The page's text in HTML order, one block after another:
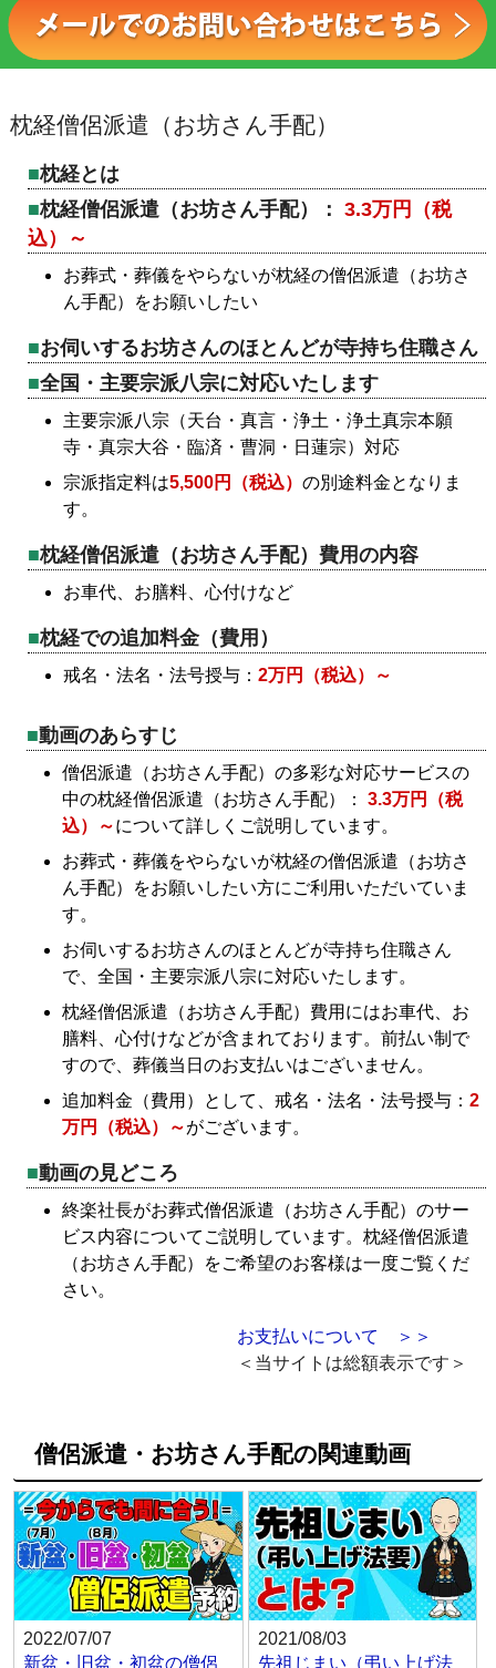
枕経僧侶派遣（お坊さん手配）
枕経とは
枕経僧侶派遣（お坊さん手配）： 3.3万円（税
込）～
お葬式・葬儀をやらないが枕経の僧侶派遣（お坊さ
ん手配）をお願いしたい
お伺いするお坊さんのほとんどが寺持ち住職さん
全国・主要宗派八宗に対応いたします
主要宗派八宗（天台・真言・浄土・浄土真宗本願
寺・真宗大谷・臨済・曹洞・日蓮宗）対応
宗派指定料は5,500円（税込） の別途料金となりま
す。
枕経僧侶派遣（お坊さん手配）費用の内容
お車代、お膳料、心付けなど
枕経での追加料金（費用）
戒名・法名・法号授与： 2万円（税込）～
動画のあらすじ
僧侶派遣（お坊さん手配）の多彩な対応サービスの
中の枕経僧侶派遣（お坊さん手配）：3.3万円（税
込）～について詳しくご説明しています。
お葬式・葬儀をやらないが枕経の僧侶派遣（お坊さ
ん手配）をお願いしたい方にご利用いただいていま
す。
お伺いするお坊さんのほとんどが寺持ち住職さん
で、全国・主要宗派八宗に対応いたします。
枕経僧侶派遣（お坊さん手配）費用にはお車代、お
膳料、心付けなどが含まれております。前払い制で
すので、葬儀当日のお支払いはございません。
追加料金（費用）として、戒名・法名・法号授与：2
万円（税込）～がございます。
動画の見どころ
終楽社長がお葬式僧侶派遣（お坊さん手配）のサー
ビス内容についてご説明しています。枕経僧侶派遣
（お坊さん手配）をご希望のお客様は一度ご覧くだ
さい。
お支払いについて ＞＞
＜当サイトは総額表示です＞
僧侶派遣・お坊さん手配の関連動画
2022/07/07
新盆・旧盆・初盆の僧侶
2021/08/03
先祖じまい（弔い上げ法